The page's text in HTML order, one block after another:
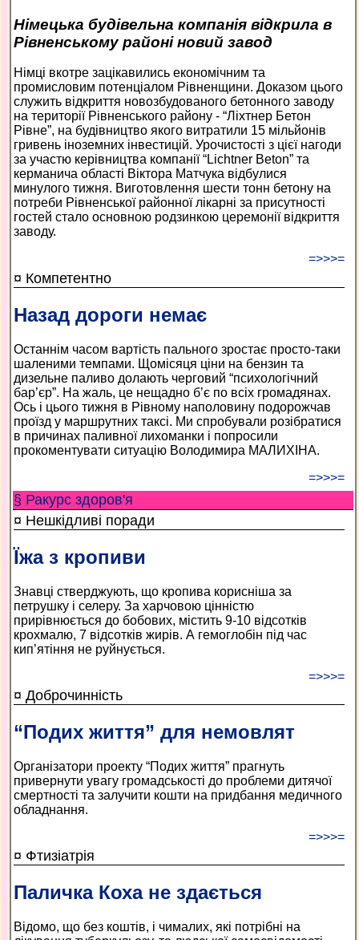
Німецька будівельна компанія відкрила в
Рівненському районі новий завод
Німці вкотре зацікавились економічним та
промисловим потенціалом Рівненщини. Доказом цього
служить відкриття новозбудованого бетонного заводу
на території Рівненського району - “Ліхтнер Бетон
Рівне”, на будівництво якого витратили 15 мільйонів
гривень іноземних інвестицій. Урочистості з цієї нагоди
за участю керівництва компанії “Lichtner Beton” та
керманича області Віктора Матчука відбулися
минулого тижня. Виготовлення шести тонн бетону на
потреби Рівненської районної лікарні за присутності
гостей стало основною родзинкою церемонії відкриття
заводу.
=>>>=
¤ Компетентно
Назад дороги немає
Останнім часом вартість пального зростає просто-таки
шаленими темпами. Щомісяця ціни на бензин та
дизельне паливо долають черговий “психологічний
бар’єр”. На жаль, це нещадно б’є по всіх громадянах.
Ось і цього тижня в Рівному наполовину подорожчав
проїзд у маршрутних таксі. Ми спробували розібратися
в причинах паливної лихоманки і попросили
прокоментувати ситуацію Володимира МАЛИХІНА.
=>>>=
§ Ракурс здоров'я
¤ Нешкідливі поради
Їжа з кропиви
Знавці стверджують, що кропива корисніша за
петрушку і селеру. За харчовою цінністю
прирівнюється до бобових, містить 9-10 відсотків
крохмалю, 7 відсотків жирів. А гемоглобін під час
кип’ятіння не руйнується.
=>>>=
¤ Доброчинність
“Подих життя” для немовлят
Організатори проекту “Подих життя” прагнуть
привернути увагу громадськості до проблеми дитячої
смертності та залучити кошти на придбання медичного
обладнання.
=>>>=
¤ Фтизіатрія
Паличка Коха не здається
Відомо, що без коштів, і чималих, які потрібні на